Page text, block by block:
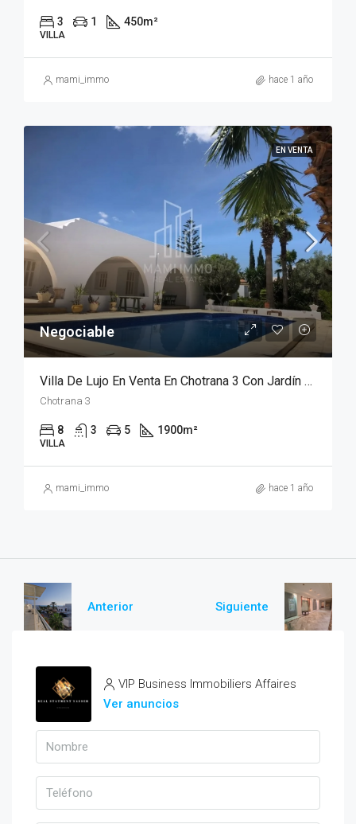
3 1 450m²
VILLA
mami_immo hace 1 año
EN VENTA
Negociable
Villa De Lujo En Venta En Chotrana 3 Con Jardín Y Piscina
Chotrana 3
8 3 5 1900m²
VILLA
mami_immo hace 1 año
Anterior Siguiente
VIP Business Immobiliers Affaires
Ver anuncios